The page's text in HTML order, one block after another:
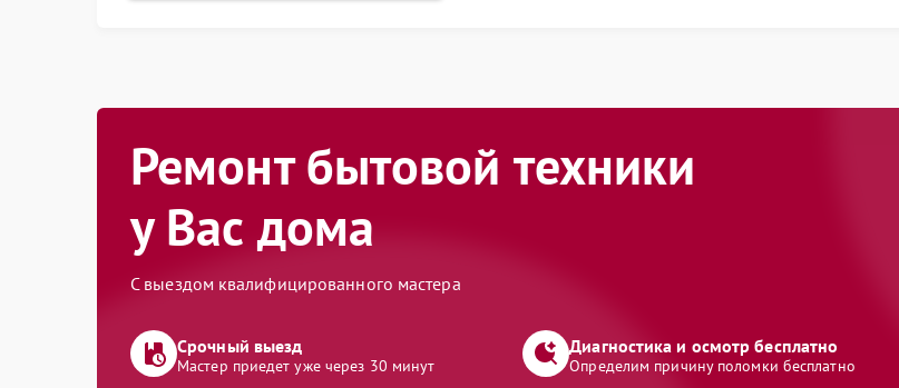
Ремонт бытовой техники
у Вас дома
С выездом квалифицированного мастера
Срочный выезд
Мастер приедет уже через 30 минут
Диагностика и осмотр бесплатно
Определим причину поломки бесплатно